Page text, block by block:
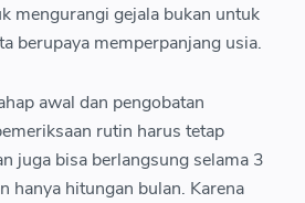
mengurangi gejala bukan untuk
berupaya memperpanjang usia.
awal dan pengobatan
rutin harus tetap
juga bisa berlangsung selama 3
hanya hitungan bulan. Karena